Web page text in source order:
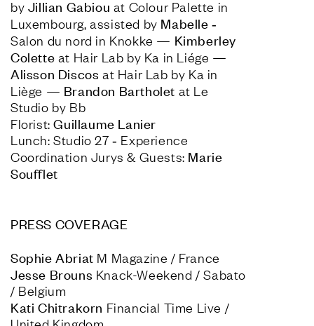
by Jillian Gabiou at Colour Palette in
Luxembourg, assisted by Mabelle ‑
Salon du nord in Knokke — Kimberley
Colette
Alisson Discos at Hair Lab by Ka in
Liège — Brandon Bartholet at Le
Studio by Bb
Florist:
Lunch: Studio 27 ‑ Experience
Coordination Jurys & Guests: Marie
Soufflet
PRESS COVERAGE
Sophie Abriat
Jesse Brouns Knack-Weekend / Sabato
Kati Chitrakorn Financial Time Live /